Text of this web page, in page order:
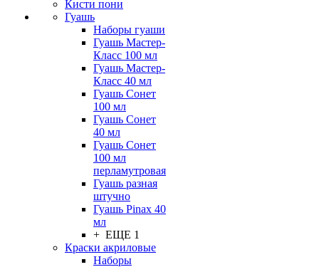
Кисти пони
Гуашь
Наборы гуаши
Гуашь Мастер-
Класс 100 мл
Гуашь Мастер-
Класс 40 мл
Гуашь Сонет
100 мл
Гуашь Сонет
40 мл
Гуашь Сонет
100 мл
перламутровая
Гуашь разная
штучно
Гуашь Pinax 40
мл
+ ЕЩЕ 1
Краски акриловые
Наборы